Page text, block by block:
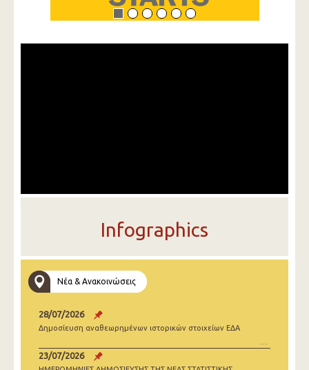
Infographics
Νέα & Ανακοινώσεις
28/07/2026
Δημοσίευση αναθεωρημένων ιστορικών στοιχείων ΕΔΑ
23/07/2026